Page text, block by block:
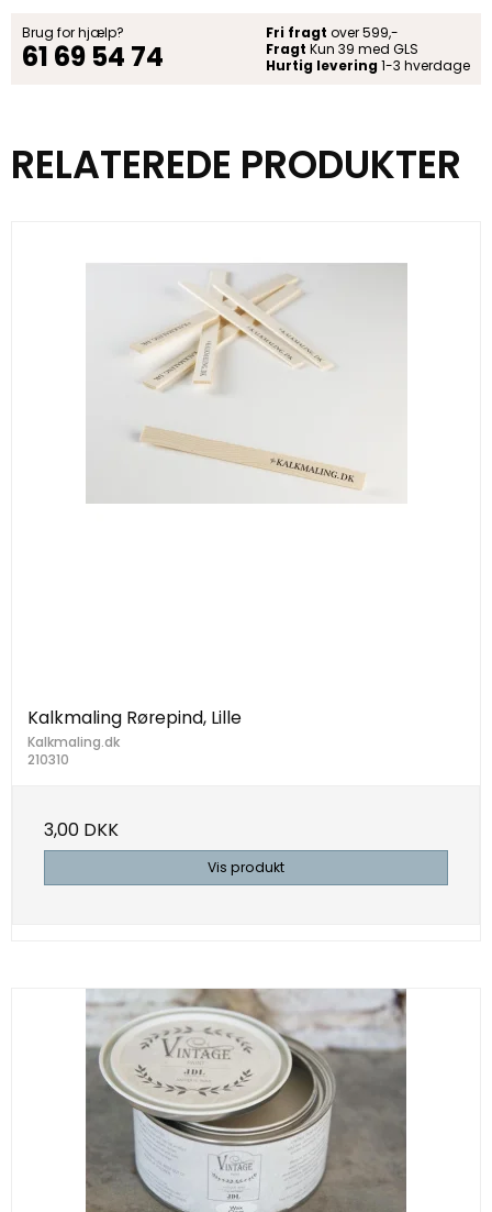
Brug for hjælp?
61 69 54 74
Fri fragt over 599,-
Fragt Kun 39 med GLS
Hurtig levering 1-3 hverdage
RELATEREDE PRODUKTER
Kalkmaling Rørepind, Lille
Kalkmaling.dk
210310
3,00 DKK
Vis produkt